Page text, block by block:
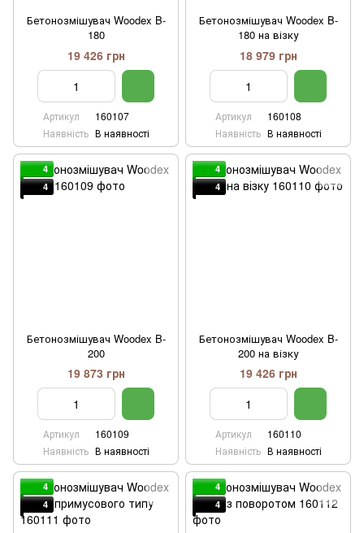
Бетонозмішувач Woodex B-
180
19 426 грн
Артикул
160107
Наявність В наявності
Бетонозмішувач Woodex B-
180 на візку
18 979 грн
Артикул
160108
Наявність В наявності
4
4
Бетонозмішувач Woodex B-
200
19 873 грн
Артикул
160109
Наявність В наявності
4
4
Бетонозмішувач Woodex B-
200 на візку
19 426 грн
Артикул
160110
Наявність В наявності
4
4
4
4